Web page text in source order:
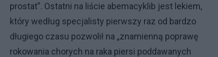
prostat”. Ostatni na liście abemacyklib jest lekiem,
który według specjalisty pierwszy raz od bardzo
długiego czasu pozwolił na „znamienną poprawę
rokowania chorych na raka piersi poddawanych